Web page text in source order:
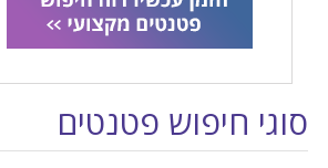
סוגי חיפוש פטנטים